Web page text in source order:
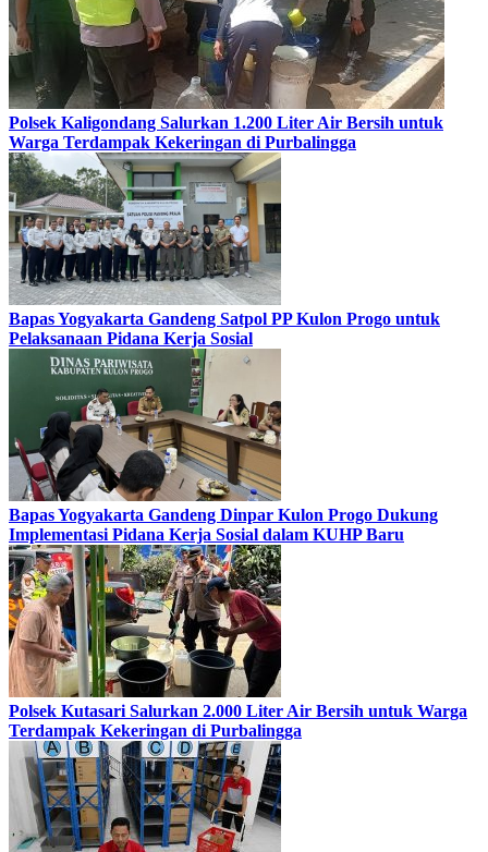
Polsek Kaligondang Salurkan 1.200 Liter Air Bersih untuk
Warga Terdampak Kekeringan di Purbalingga
Bapas Yogyakarta Gandeng Satpol PP Kulon Progo untuk
Pelaksanaan Pidana Kerja Sosial
Bapas Yogyakarta Gandeng Dinpar Kulon Progo Dukung
Implementasi Pidana Kerja Sosial dalam KUHP Baru
Polsek Kutasari Salurkan 2.000 Liter Air Bersih untuk Warga
Terdampak Kekeringan di Purbalingga